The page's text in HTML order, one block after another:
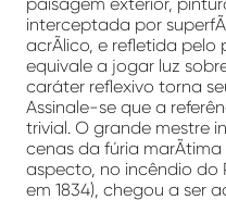
interceptada por
acrÃ­lico, e refletida pelo
equivale a jogar luz
caráter reflexivo torna
Assinale-se que a
trivial. O grande mestre
cenas da fúria
aspecto, no incêndio do
em 1834), chegou a ser